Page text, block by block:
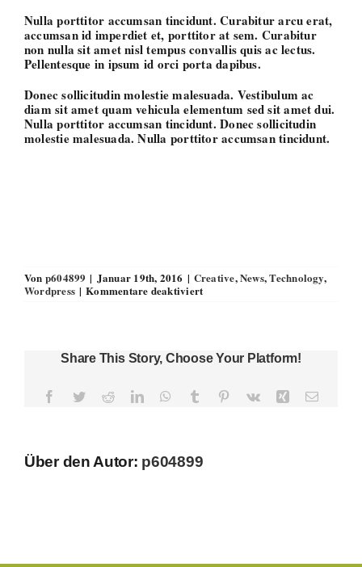
Nulla porttitor accumsan tincidunt. Curabitur arcu erat,
accumsan id imperdiet et, porttitor at sem. Curabitur
non nulla sit amet nisl tempus convallis quis ac lectus.
Pellentesque in ipsum id orci porta dapibus.
Donec sollicitudin molestie malesuada. Vestibulum ac
diam sit amet quam vehicula elementum sed sit amet dui.
Nulla porttitor accumsan tincidunt. Donec sollicitudin
molestie malesuada. Nulla porttitor accumsan tincidunt.
Von p604899 | Januar 19th, 2016 | Creative,News,Technology,
Wordpress | Kommentare deaktiviertfür
risus
bibendum
molest
aculis
Share This Story, Choose Your Platform!
Facebook
TwitterRedditLinkedInWhatsApp
Tumblr Pinterest
Vk Xing E-
Über den Autor: p604899